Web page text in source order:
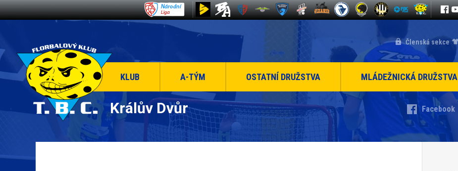
Členská sekce
KLUB A-TÝM OSTATNÍ DRUŽSTVA MLÁDEŽNICKÁ DRUŽSTVA
Králův Dvůr Facebook